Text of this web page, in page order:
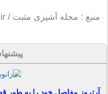
منبع : مجله آشپزی مثبت / bartarinha.ir
آرتروز مفاصل خود را به طور